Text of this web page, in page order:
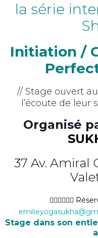
la série
Initiation /
// Stage ouvert
l’écoute de leur
Organisé
37 Av. Amiral
👉🏼👉🏼👉🏼
Stage dans son